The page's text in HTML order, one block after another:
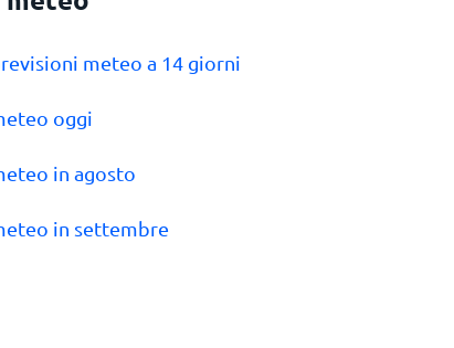
meteo a 14 giorni
oggi
in agosto
in settembre